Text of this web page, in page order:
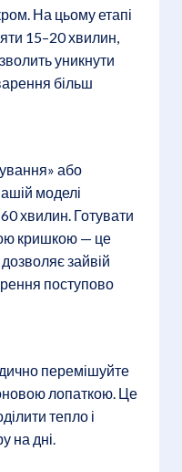
На цьому етапі
15–20 хвилин,
уникнути
більш
або
моделі
хвилин. Готувати
кришкою — це
зайвій
поступово
перемішуйте
лопаткою. Це
тепло і
на дні.